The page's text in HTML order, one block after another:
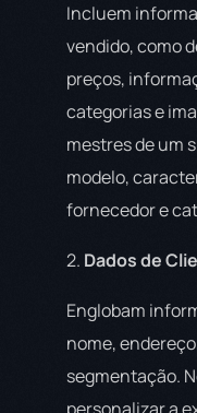
Incluem
vendido, como
preços,
categorias e
mestres de um
modelo,
fornecedor e
2. Dados de
Englobam
nome,
segmentação.